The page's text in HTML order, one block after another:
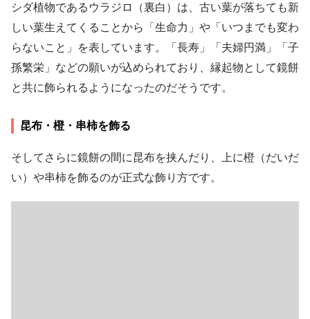
シダ植物であるウラジロ（裏白）は、古い葉が落ちても新
しい葉生えてくることから「生命力」や「いつまでも変わ
らないこと」を表しています。「長寿」「夫婦円満」「子
孫繁栄」などの願いが込められており、縁起物として鏡餅
と共に飾られるようになったのだそうです。
昆布・橙・串柿を飾る
そしてさらに鏡餅の間に昆布を挟んだり、上に橙（だいだ
い）や串柿を飾るのが正式な飾り方です。